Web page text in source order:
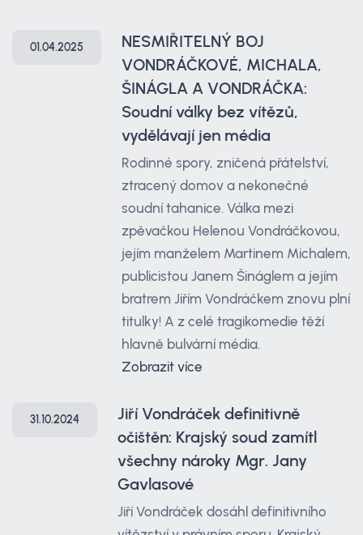
01.04.2025
NESMIŘITELNÝ BOJ
VONDRÁČKOVÉ, MICHALA,
ŠINÁGLA A VONDRÁČKA:
Soudní války bez vítězů,
vydělávají jen média
Rodinné spory, zničená přátelství,
ztracený domov a nekonečné
soudní tahanice. Válka mezi
zpěvačkou Helenou Vondráčkovou,
jejím manželem Martinem Michalem,
publicistou Janem Šináglem a jejím
bratrem Jiřím Vondráčkem znovu plní
titulky! A z celé tragikomedie těží
hlavně bulvární média.
Zobrazit více
31.10.2024
Jiří Vondráček definitivně
očištěn: Krajský soud zamítl
všechny nároky Mgr. Jany
Gavlasové
Jiří Vondráček dosáhl definitivního